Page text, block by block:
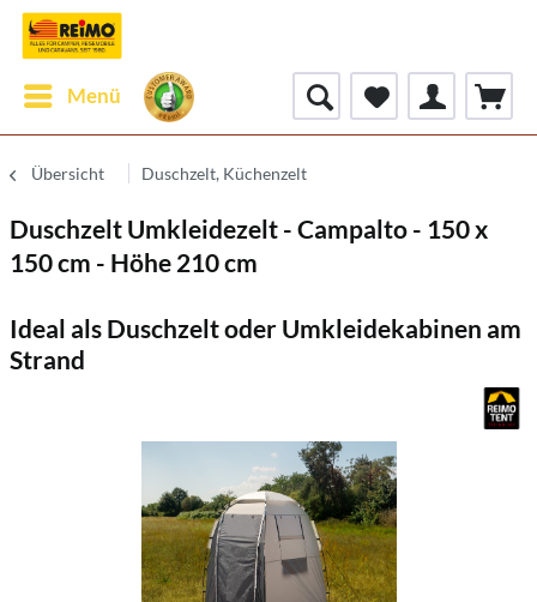
Menü
Übersicht Duschzelt, Küchenzelt
Duschzelt Umkleidezelt - Campalto - 150 x
150 cm - Höhe 210 cm
Ideal als Duschzelt oder Umkleidekabinen am
Strand